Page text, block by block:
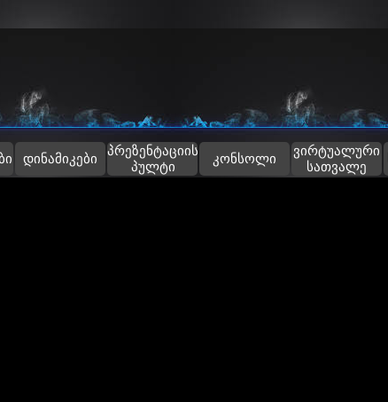
Skip menu
▼
დინამიკები
პრეზენტაციის
პულტი
კონსოლი
ვირტუალური
სათვალე